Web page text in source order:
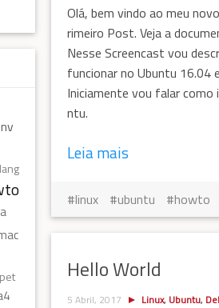
Olá, bem vindo ao meu
rimeiro Post. Veja a
Nesse Screencast vou
funcionar no Ubuntu 16.04
Iniciamente vou falar como
ntu.
Leia mais
linux ubuntu howto
Hello World
5 Abril, 2017 Linux, Ubuntu,